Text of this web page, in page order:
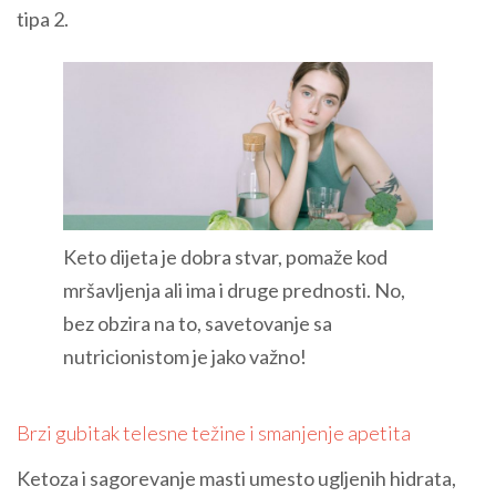
tipa 2.
Keto dijeta je dobra stvar, pomaže kod
mršavljenja ali ima i druge prednosti. No,
bez obzira na to, savetovanje sa
nutricionistom je jako važno!
Brzi gubitak telesne težine i smanjenje apetita
Ketoza i sagorevanje masti umesto ugljenih hidrata,